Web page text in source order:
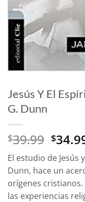
Jesús Y El
G. Dunn
$39.99 El
precio
era:
$
El estudio de Jesús
Dunn, hace un
orígenes
las experiencias